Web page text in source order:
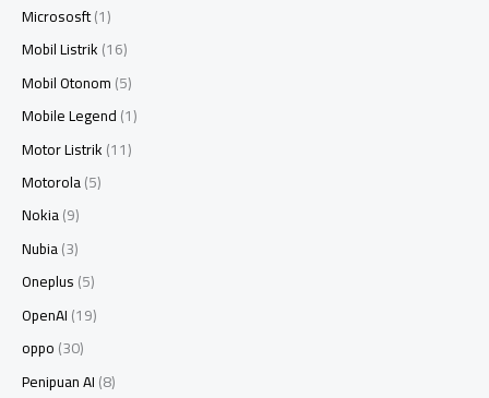
Micrososft(1)
Mobil Listrik(16)
Mobil Otonom(5)
Mobile Legend(1)
Motor Listrik(11)
Motorola(5)
Nokia(9)
Nubia(3)
Oneplus(5)
OpenAI(19)
oppo(30)
Penipuan AI(8)